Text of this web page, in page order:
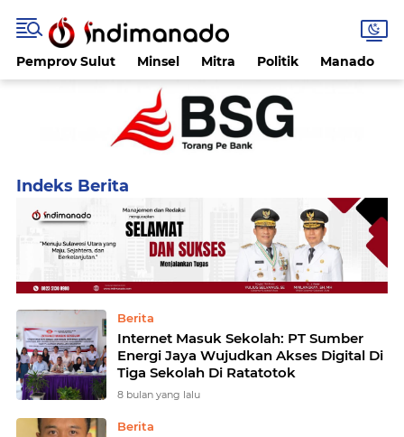
Pemprov Sulut Minsel Mitra Politik Manado
Berita
Internet Masuk Sekolah: PT Sumber
Energi Jaya Wujudkan Akses Digital Di
Tiga Sekolah Di Ratatotok
8 bulan yang lalu
Berita